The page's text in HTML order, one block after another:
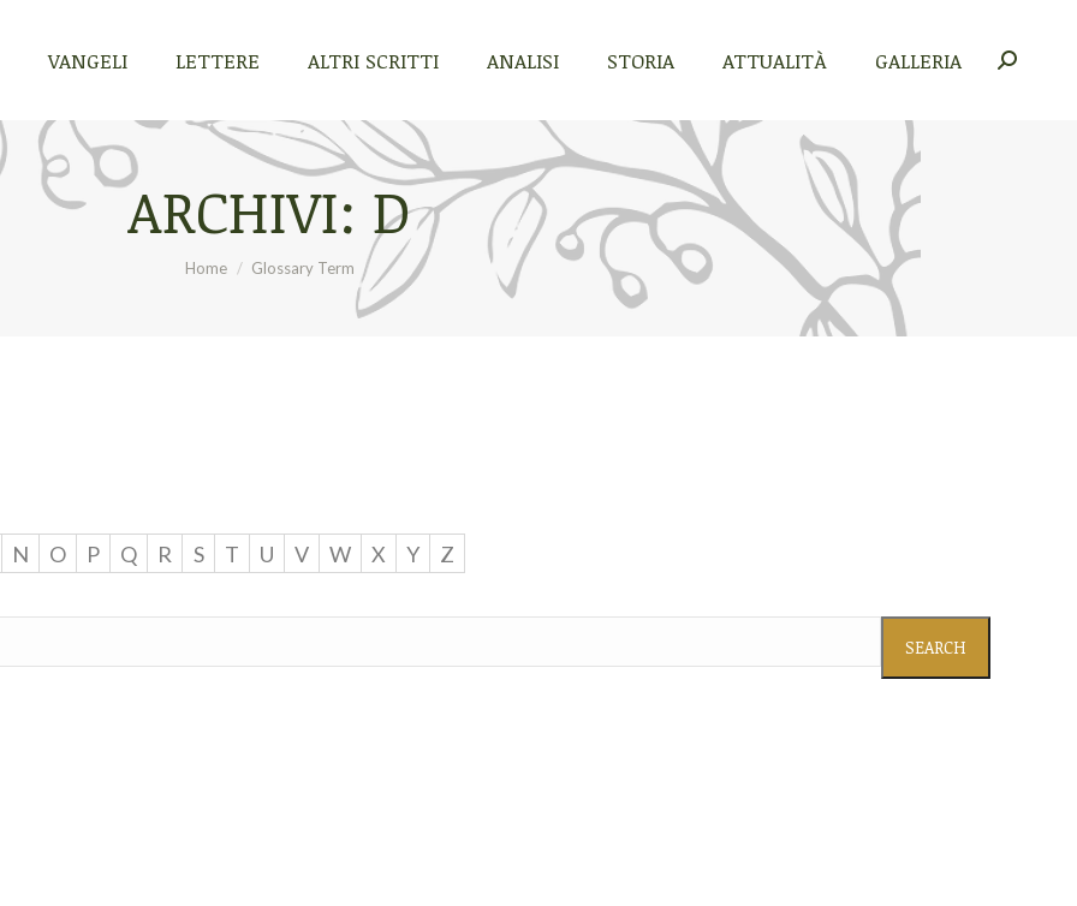
VANGELI LETTERE ALTRI SCRITTI ANALISI STORIA ATTUALITÀ GALLERIA Cerca:
ARCHIVI: D
Tu sei qui:
Home Glossary Term
N O P Q R S T U V W X Y Z
ATTUALITÀ Cerca: